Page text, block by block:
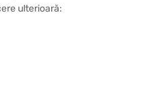
ulterioară: